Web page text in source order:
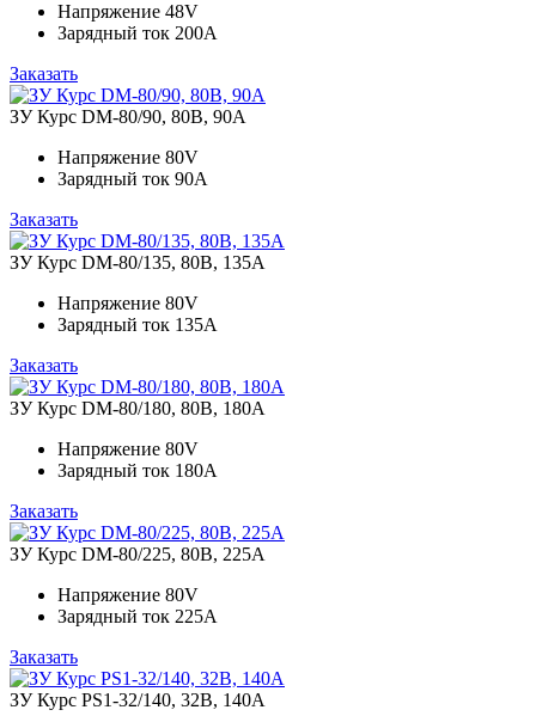
Напряжение 48V
Зарядный ток 200A
Заказать
ЗУ Курс DM-80/90, 80В, 90А
Напряжение 80V
Зарядный ток 90A
Заказать
ЗУ Курс DM-80/135, 80В, 135А
Напряжение 80V
Зарядный ток 135A
Заказать
ЗУ Курс DM-80/180, 80В, 180А
Напряжение 80V
Зарядный ток 180A
Заказать
ЗУ Курс DM-80/225, 80В, 225А
Напряжение 80V
Зарядный ток 225A
Заказать
ЗУ Курс PS1-32/140, 32В, 140А